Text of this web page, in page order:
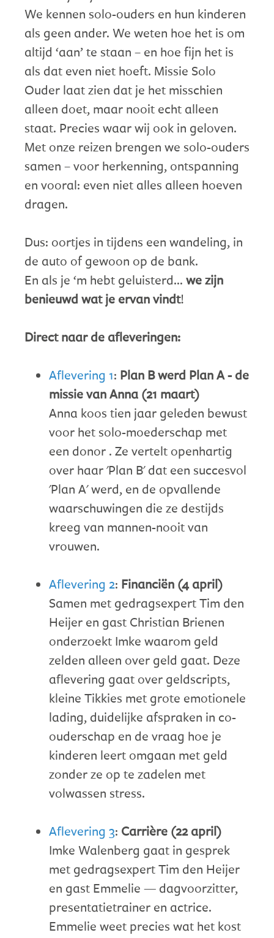
We kennen solo-ouders en hun kinderen
als geen ander. We weten hoe het is om
altijd ‘aan’ te staan – en hoe fijn het is
als dat even niet hoeft. Missie Solo
Ouder laat zien dat je het misschien
alleen doet, maar nooit echt alleen
staat. Precies waar wij ook in geloven.
Met onze reizen brengen we solo-ouders
samen – voor herkenning, ontspanning
en vooral: even niet alles alleen hoeven
dragen.
Dus: oortjes in tijdens een wandeling, in
de auto of gewoon op de bank.
En als je ‘m hebt geluisterd… we zijn
benieuwd wat je ervan vindt!
Direct naar de afleveringen:
Aflevering 1: Plan B werd Plan A - de
missie van Anna (21 maart)
Anna koos tien jaar geleden bewust
voor het solo-moederschap met
een donor . Ze vertelt openhartig
over haar 'Plan B' dat een succesvol
'Plan A' werd, en de opvallende
waarschuwingen die ze destijds
kreeg van mannen-nooit van
vrouwen.
Aflevering 2: Financiën (4 april)
Samen met gedragsexpert Tim den
Heijer en gast Christian Brienen
onderzoekt Imke waarom geld
zelden alleen over geld gaat. Deze
aflevering gaat over geldscripts,
kleine Tikkies met grote emotionele
lading, duidelijke afspraken in co-
ouderschap en de vraag hoe je
kinderen leert omgaan met geld
zonder ze op te zadelen met
volwassen stress.
Aflevering 3: Carrière (22 april)
Imke Walenberg gaat in gesprek
met gedragsexpert Tim den Heijer
en gast Emmelie — dagvoorzitter,
presentatietrainer en actrice.
Emmelie weet precies wat het kost